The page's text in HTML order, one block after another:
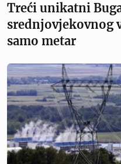
Treći unikatni
srednjovjekovnog
samo metar